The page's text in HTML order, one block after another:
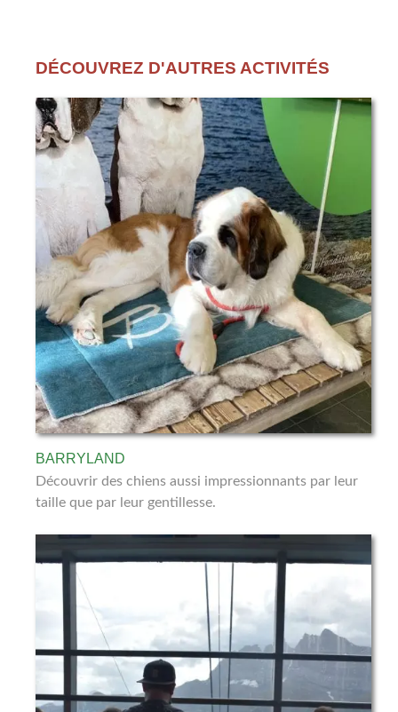
DÉCOUVREZ D'AUTRES ACTIVITÉS
BARRYLAND
Découvrir des chiens aussi impressionnants par leur
taille que par leur gentillesse.